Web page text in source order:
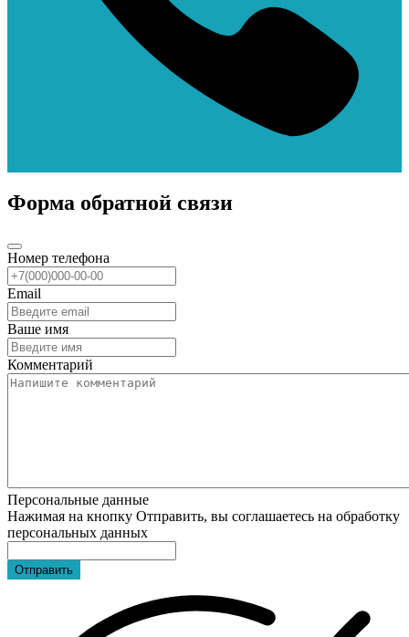
Форма обратной связи
Номер телефона
Email
Ваше имя
Комментарий
Персональные данные
Нажимая на кнопку Отправить, вы соглашаетесь на обработку
персональных данных
Отправить